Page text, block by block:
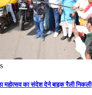
महोत्सव का संदेश देने बाइक रैली निकली